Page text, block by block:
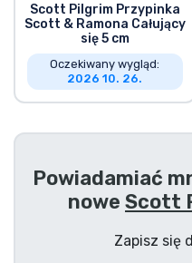
Scott Pilgrim Przypinka
Scott & Ramona Całujący
się 5 cm
Oczekiwany wygląd:
2026 10. 26.
Powiadamiać
nowe Scott
Zapisz się